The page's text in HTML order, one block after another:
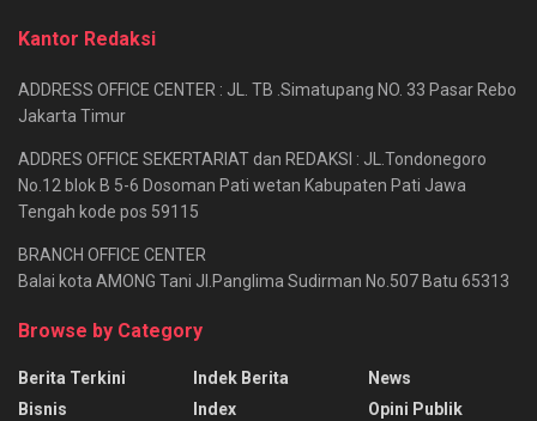
Kantor Redaksi
ADDRESS OFFICE CENTER : JL. TB .Simatupang NO. 33 Pasar Rebo
Jakarta Timur
ADDRES OFFICE SEKERTARIAT dan REDAKSI : JL.Tondonegoro
No.12 blok B 5-6 Dosoman Pati wetan Kabupaten Pati Jawa
Tengah kode pos 59115
BRANCH OFFICE CENTER
Balai kota AMONG Tani Jl.Panglima Sudirman No.507 Batu 65313
Browse by Category
Berita Terkini
Bisnis
Indek Berita
Index
News
Opini Publik